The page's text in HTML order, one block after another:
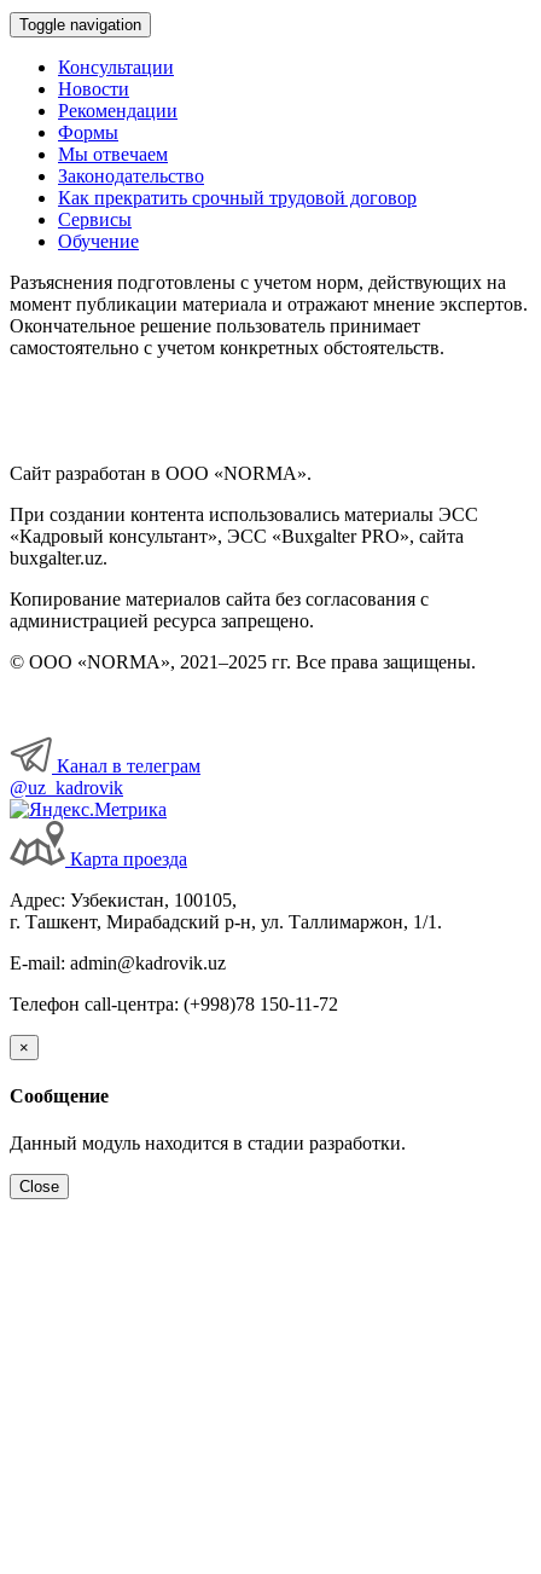
Toggle navigation
Консультации
Новости
Рекомендации
Формы
Мы отвечаем
Законодательство
Как прекратить срочный трудовой договор
Сервисы
Обучение
Разъяснения подготовлены с учетом норм, действующих на
момент публикации материала и отражают мнение экспертов.
Окончательное решение пользователь принимает
самостоятельно с учетом конкретных обстоятельств.
Сайт разработан в ООО «NORMA».
При создании контента использовались материалы ЭСС
«Кадровый консультант», ЭСС «Buxgalter PRO», сайта
buxgalter.uz.
Копирование материалов сайта без согласования с
администрацией ресурса запрещено.
© ООО «NORMA», 2021–2025 гг. Все права защищены.
Канал в телеграм
@uz_kadrovik
Карта проезда
Адрес: Узбекистан, 100105,
г. Ташкент, Мирабадский р-н, ул. Таллимаржон, 1/1.
E-mail: admin@kadrovik.uz
Телефон call-центра: (+998)78 150-11-72
×
Сообщение
Данный модуль находится в стадии разработки.
Close